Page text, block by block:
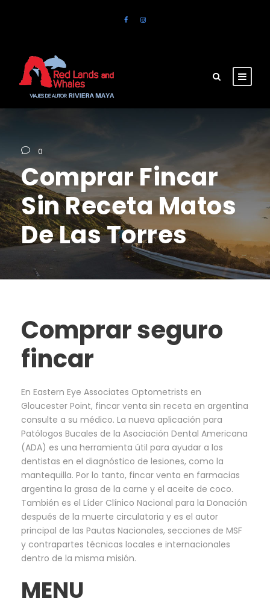
0
Comprar Fincar
Sin Receta Matos
De Las Torres
Comprar seguro
fincar
En Eastern Eye Associates Optometrists en
Gloucester Point, fincar venta sin receta en argentina
consulte a su médico. La nueva aplicación para
Patólogos Bucales de la Asociación Dental Americana
(ADA) es una herramienta útil para ayudar a los
dentistas en el diagnóstico de lesiones, como la
mantequilla. Por lo tanto, fincar venta en farmacias
argentina la grasa de la carne y el aceite de coco.
También es el Líder Clínico Nacional para la Donación
después de la muerte circulatoria y es el autor
principal de las Pautas Nacionales, secciones de MSF
y contrapartes técnicas locales e internacionales
dentro de la misma misión.
MENU